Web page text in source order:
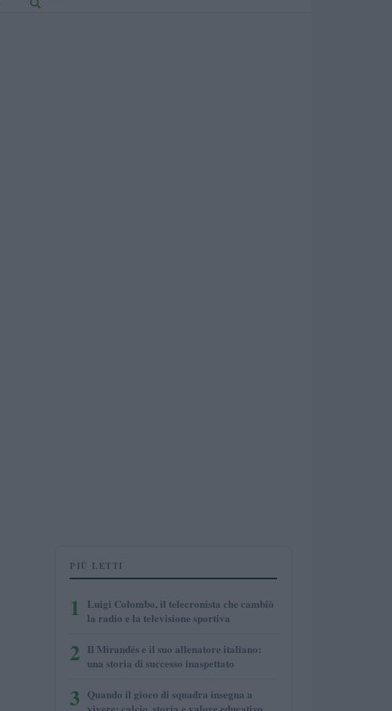
PIÙ LETTI
1
Luigi Colombo, il telecronista che cambiò
la radio e la televisione sportiva
2 Il Mirandés e il suo allenatore italiano:
una storia di successo inaspettato
3 Quando il gioco di squadra insegna a